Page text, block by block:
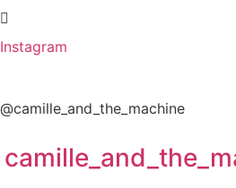
Instagram
@camille_and_the_machine